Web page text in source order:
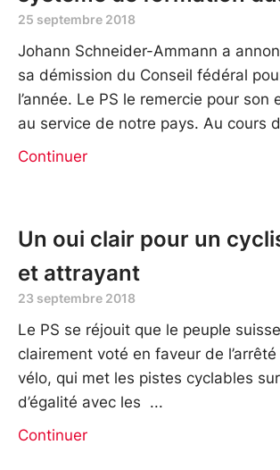
25 septembre 2018
Johann Schneider-Ammann a
sa démission du Conseil fédéral
l’année. Le PS le remercie pour son
au service de notre pays. Au cours
Continuer
Un oui clair pour un
et attrayant
23 septembre 2018
Le PS se réjouit que le peuple
clairement voté en faveur de
vélo, qui met les pistes cyclables
d’égalité avec les
Continuer